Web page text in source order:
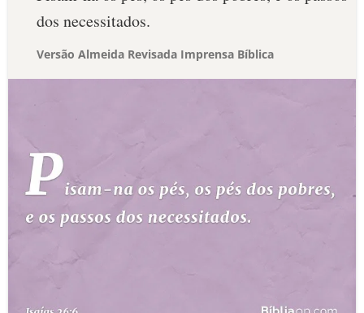
dos necessitados.
Versão Almeida Revisada Imprensa Bíblica